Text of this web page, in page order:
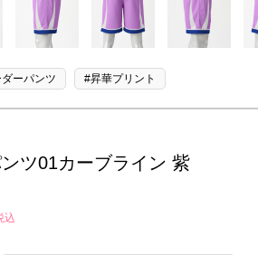
ーパンツ #昇華プリント
ツ01カーブライン 紫
込